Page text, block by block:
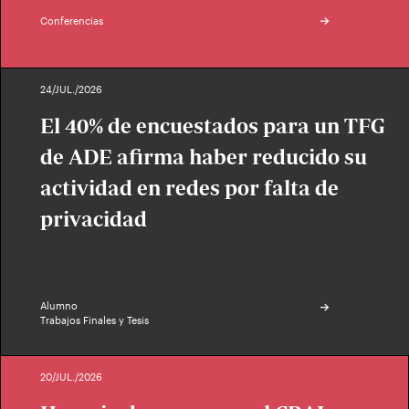
Conferencias
24/JUL./2026
El 40% de encuestados para un TFG
de ADE afirma haber reducido su
actividad en redes por falta de
privacidad
Alumno
Trabajos Finales y Tesis
20/JUL./2026